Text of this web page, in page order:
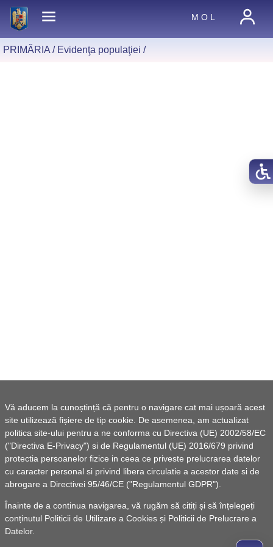
Vă aducem la cunoștință că pentru o navigare cat mai ușoară acest
site utilizează fișiere de tip cookie. De asemenea, am actualizat
politica site-ului pentru a ne conforma cu Directiva (UE) 2002/58/EC
("Directiva E-Privacy") si de Regulamentul (UE) 2016/679 privind
protectia persoanelor fizice in ceea ce priveste prelucrarea datelor
cu caracter personal si privind libera circulatie a acestor date si de
abrogare a Directivei 95/46/CE ("Regulamentul GDPR").
Înainte de a continua navigarea, vă rugăm să citiți și să înțelegeți
conținutul Politicii de Utilizare a Cookies și Politicii de Prelucrare a
Datelor.
M O L
PRIMĂRIA / Evidenţa populaţiei /